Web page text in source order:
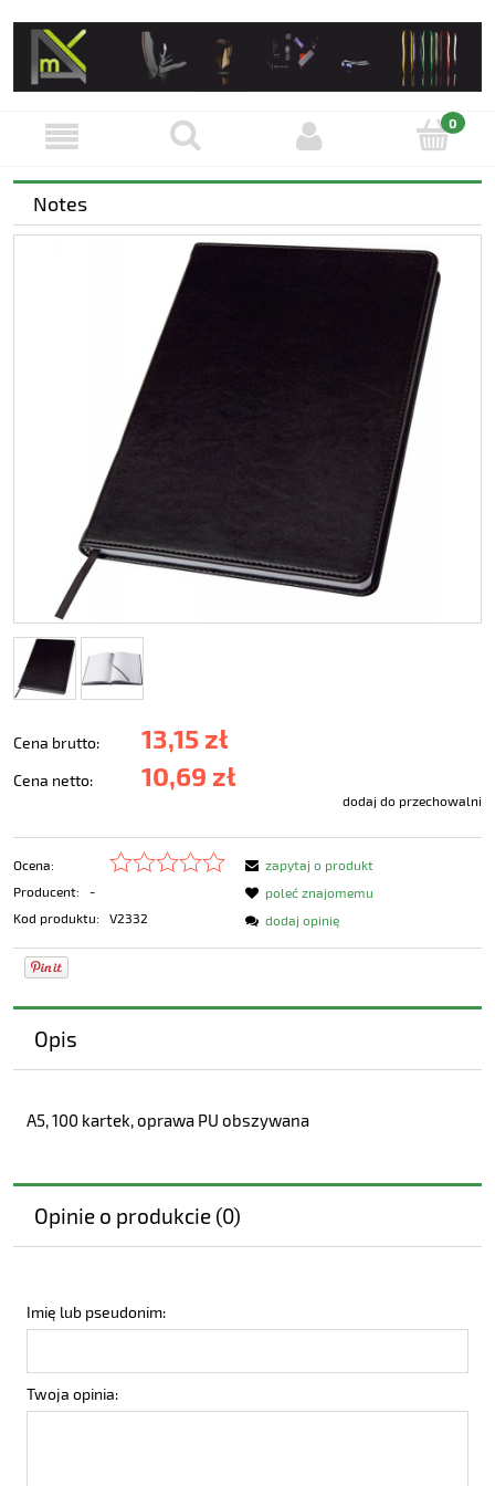
Notes
Cena brutto: 13,15 zł
Cena netto: 10,69 zł
dodaj do przechowalni
Ocena:
Producent:
-
Kod produktu:
V2332
zapytaj o produkt
poleć znajomemu
dodaj opinię
Opis
A5, 100 kartek, oprawa PU obszywana
Opinie o produkcie (0)
Imię lub pseudonim:
Twoja opinia: